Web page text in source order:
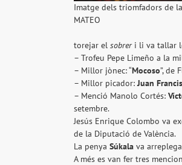
Imatge dels triomfadors de
MATEO
torejar el sobreri li va tallar
– Trofeu Pepe Limeño a la
– Millor jònec: “Mocoso”, de
– Millor picador:Juan
– Menció Manolo Cortés:
setembre.
Jesús Enrique Colombo va
de la Diputació de València.
La penya Súkala va
A més es van fer tres